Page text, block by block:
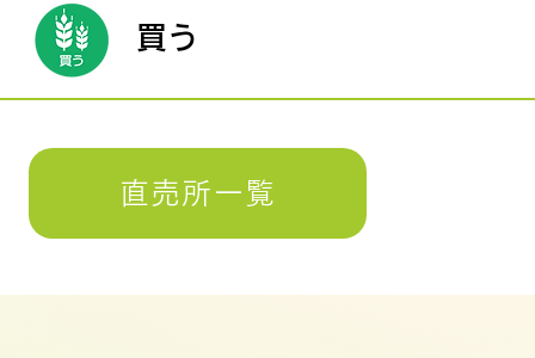
買う
直売所一覧